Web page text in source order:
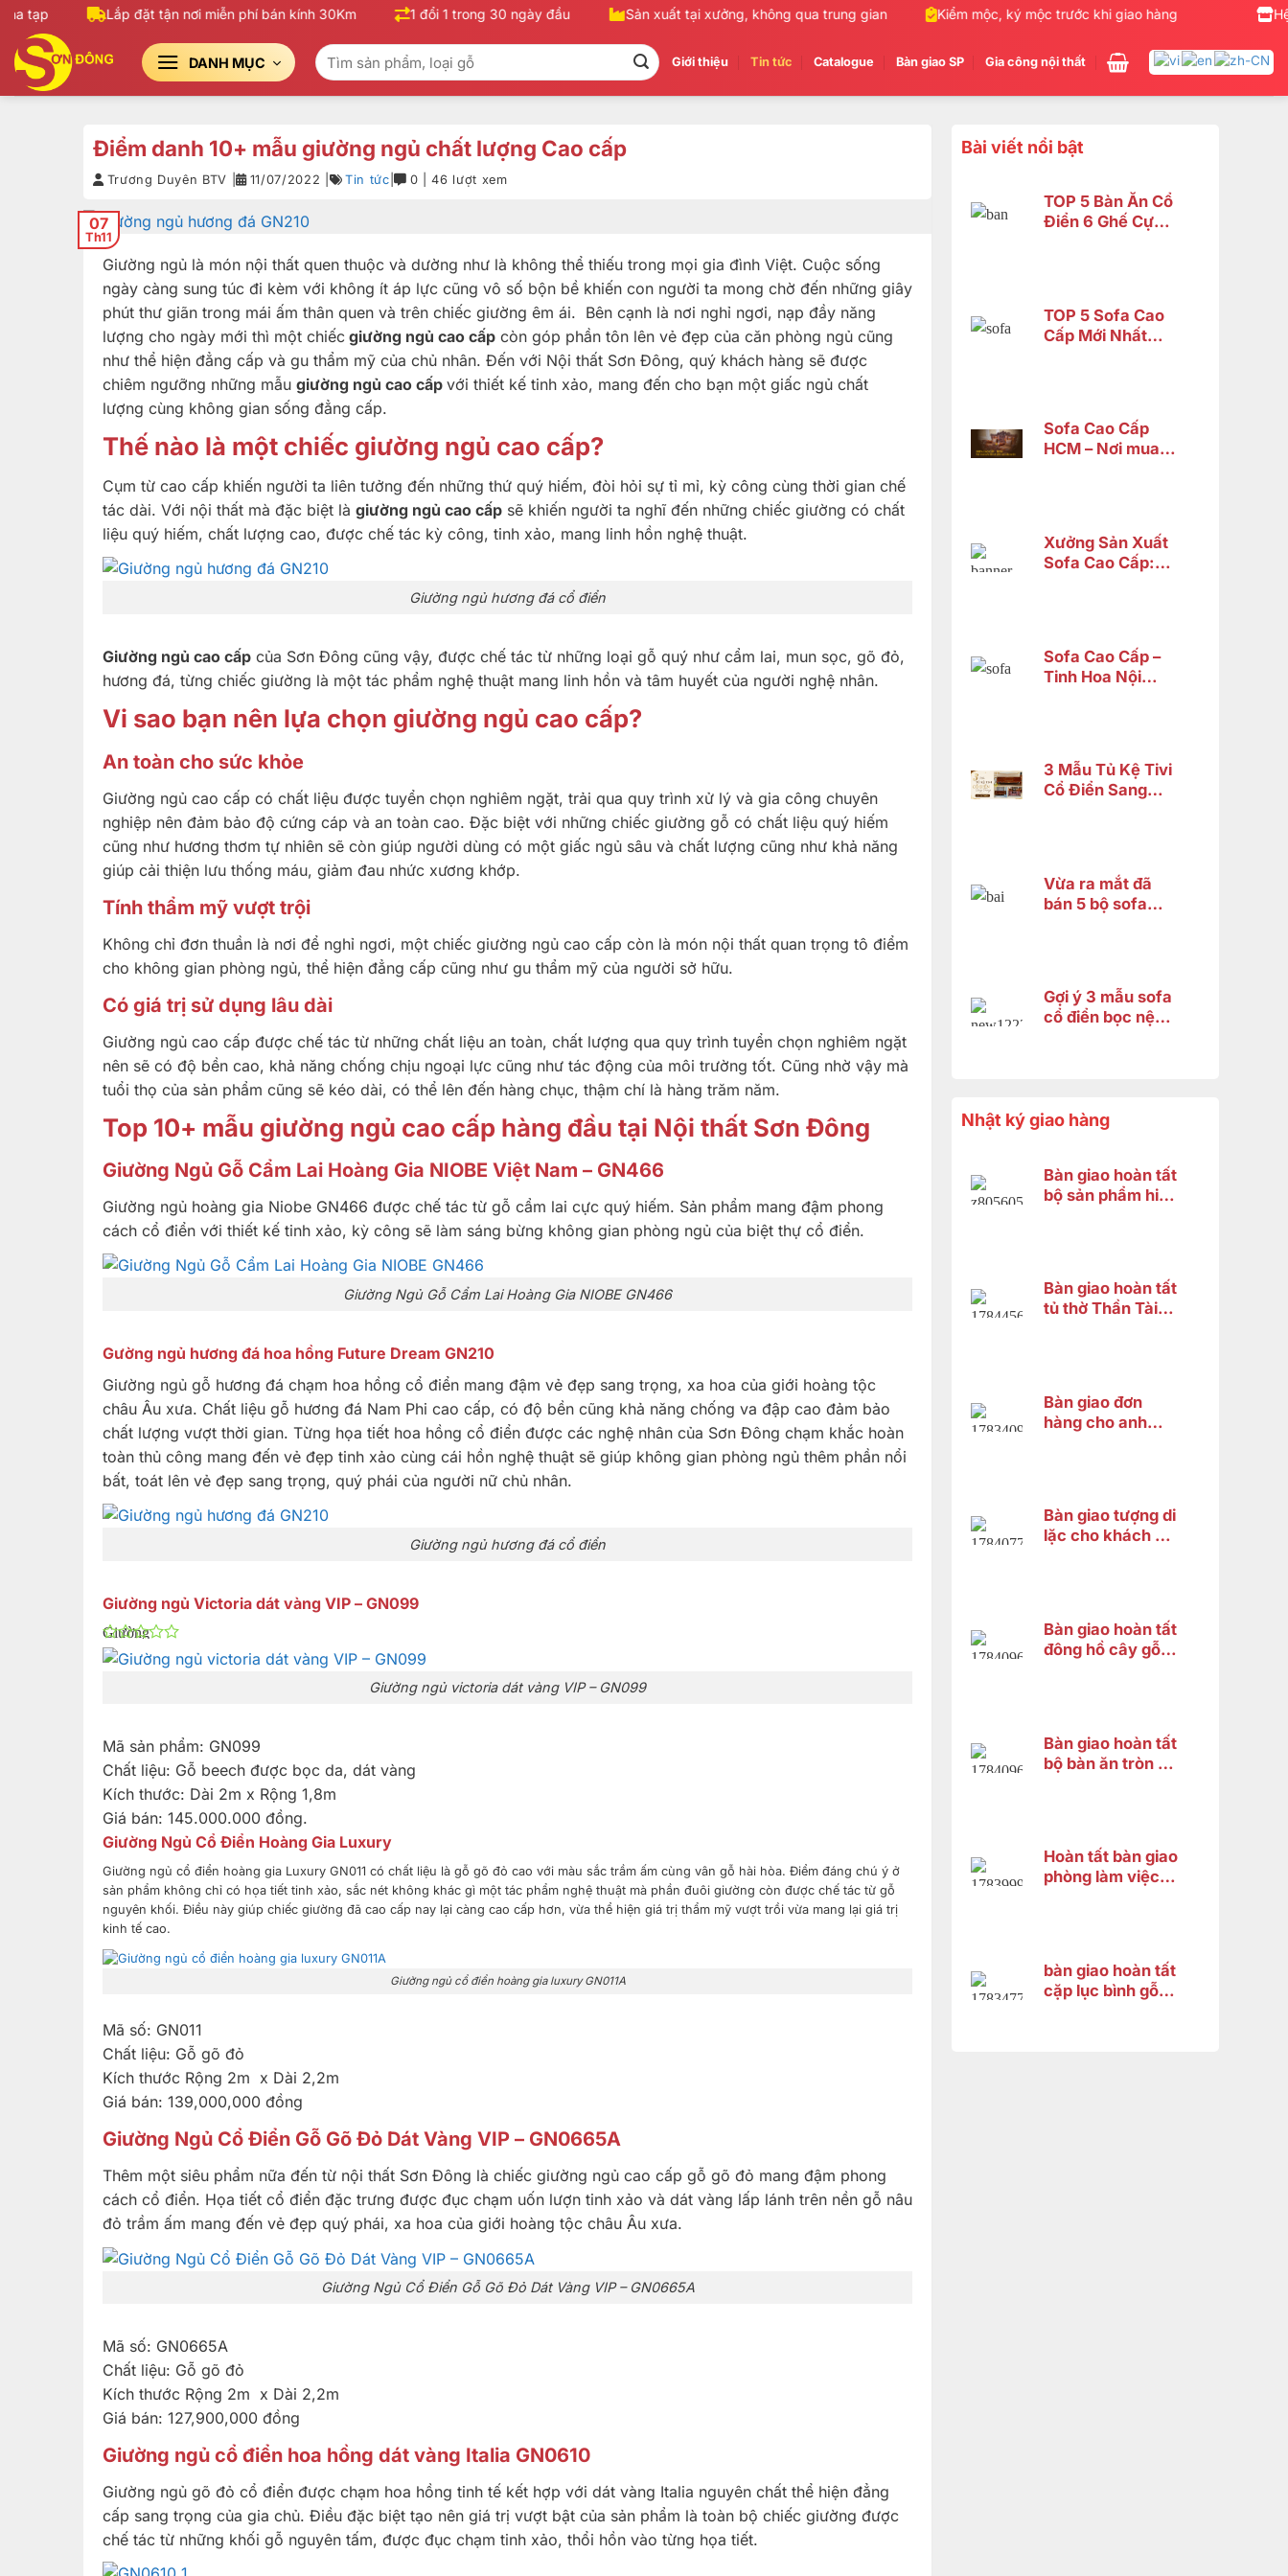
Bỏ
nội
dung
tạp Lắp đặt tận nơi miễn phí bán kính 30Km 1 đổi 1 trong 30 ngày đầu Sản xuất tại xưởng, không qua trung gian Kiểm mộc, ký mộc trước khi giao hàng Nhận gia
DANH MỤC
Tìm
kiếm:
Giới thiệu Tin tức Catalogue Bàn giao SP Gia công nội thất
Điểm danh 10+ mẫu giường ngủ chất lượng Cao cấp
Trương Duyên BTV | 11/07/2022 | Tin tức | 0 | 46 lượt xem
07
Th11
Giường ngủ là món nội thất quen thuộc và dường như là không thể thiếu trong mọi gia đình Việt. Cuộc sống
ngày càng sung túc đi kèm với không ít áp lực cũng vô số bộn bề khiến con người ta mong chờ đến những giây
phút thư giãn trong mái ấm thân quen và trên chiếc giường êm ái. Bên cạnh là nơi nghỉ ngơi, nạp đầy năng
lượng cho ngày mới thì một chiếc giường ngủ cao cấp còn góp phần tôn lên vẻ đẹp của căn phòng ngủ cũng
như thể hiện đẳng cấp và gu thẩm mỹ của chủ nhân. Đến với Nội thất Sơn Đông, quý khách hàng sẽ được
chiêm ngưỡng những mẫu giường ngủ cao cấp với thiết kế tinh xảo, mang đến cho bạn một giấc ngủ chất
lượng cùng không gian sống đẳng cấp.
Thế nào là một chiếc giường ngủ cao cấp?
Cụm từ cao cấp khiến người ta liên tưởng đến những thứ quý hiếm, đòi hỏi sự tỉ mỉ, kỳ công cùng thời gian chế
tác dài. Với nội thất mà đặc biệt là giường ngủ cao cấp sẽ khiến người ta nghĩ đến những chiếc giường có chất
liệu quý hiếm, chất lượng cao, được chế tác kỳ công, tinh xảo, mang linh hồn nghệ thuật.
Giường ngủ hương đá cổ điển
Giường ngủ cao cấp của Sơn Đông cũng vậy, được chế tác từ những loại gỗ quý như cẩm lai, mun sọc, gõ đỏ,
hương đá, từng chiếc giường là một tác phẩm nghệ thuật mang linh hồn và tâm huyết của người nghệ nhân.
Vi sao bạn nên lựa chọn giường ngủ cao cấp?
An toàn cho sức khỏe
Giường ngủ cao cấp có chất liệu được tuyển chọn nghiêm ngặt, trải qua quy trình xử lý và gia công chuyên
nghiệp nên đảm bảo độ cứng cáp và an toàn cao. Đặc biệt với những chiếc giường gỗ có chất liệu quý hiếm
cũng như hương thơm tự nhiên sẽ còn giúp người dùng có một giấc ngủ sâu và chất lượng cũng như khả năng
giúp cải thiện lưu thống máu, giảm đau nhức xương khớp.
Tính thẩm mỹ vượt trội
Không chỉ đơn thuần là nơi để nghỉ ngơi, một chiếc giường ngủ cao cấp còn là món nội thất quan trọng tô điểm
cho không gian phòng ngủ, thể hiện đẳng cấp cũng như gu thẩm mỹ của người sở hữu.
Có giá trị sử dụng lâu dài
Giường ngủ cao cấp được chế tác từ những chất liệu an toàn, chất lượng qua quy trình tuyển chọn nghiêm ngặt
nên sẽ có độ bền cao, khả năng chống chịu ngoại lực cũng như tác động của môi trường tốt. Cũng nhờ vậy mà
tuổi thọ của sản phẩm cũng sẽ kéo dài, có thể lên đến hàng chục, thậm chí là hàng trăm năm.
Top 10+ mẫu giường ngủ cao cấp hàng đầu tại Nội thất Sơn Đông
Giường Ngủ Gỗ Cẩm Lai Hoàng Gia NIOBE Việt Nam – GN466
Giường ngủ hoàng gia Niobe GN466 được chế tác từ gỗ cẩm lai cực quý hiếm. Sản phẩm mang đậm phong
cách cổ điển với thiết kế tinh xảo, kỳ công sẽ làm sáng bừng không gian phòng ngủ của biệt thự cổ điển.
Giường Ngủ Gỗ Cẩm Lai Hoàng Gia NIOBE GN466
Gường ngủ hương đá hoa hồng Future Dream GN210
Giường ngủ gỗ hương đá chạm hoa hồng cổ điển mang đậm vẻ đẹp sang trọng, xa hoa của giới hoàng tộc
châu Âu xưa. Chất liệu gỗ hương đá Nam Phi cao cấp, có độ bền cũng khả năng chống va đập cao đảm bảo
chất lượng vượt thời gian. Từng họa tiết hoa hồng cổ điển được các nghệ nhân của Sơn Đông chạm khắc hoàn
toàn thủ công mang đến vẻ đẹp tinh xảo cùng cái hồn nghệ thuật sẽ giúp không gian phòng ngủ thêm phần nổi
bất, toát lên vẻ đẹp sang trọng, quý phái của người nữ chủ nhân.
Giường ngủ hương đá cổ điển
Giường ngủ Victoria dát vàng VIP – GN099
Giường
ngủ
Victoria là
Sơn Đông.
Chiếc
giường
được chế
tác từ gỗ
dẻ gai châu
Âu cao
cấp, đã trải
tẩm sấy
chuyên
nghiệp
cùng gia
công tỉ mỉ.
Đây là một
chiếc
tiết hoa lá
tây cổ điển
được chạm
khắc thanh
mại và dát
nguyên
chất. Ánh
vàng lấp
lánh trên
nền gỗ
trắng tinh
sẽ làm
bừng sáng
không gian
hàng.
Giường ngủ victoria dát vàng VIP – GN099
Mã sản phẩm: GN099
Chất liệu: Gỗ beech được bọc da, dát vàng
Kích thước: Dài 2m x Rộng 1,8m
Giá bán: 145.000.000 đồng.
Giường Ngủ Cổ Điển Hoàng Gia Luxury
Giường ngủ cổ điển hoàng gia Luxury GN011 có chất liệu là gỗ gõ đỏ cao với màu sắc trầm ấm cùng vân gỗ hài hòa. Điểm đáng chú ý ở
sản phẩm không chỉ có họa tiết tinh xảo, sắc nét không khác gì một tác phẩm nghệ thuật mà phần đuôi giường còn được chế tác từ gỗ
nguyên khối. Điều này giúp chiếc giường đã cao cấp nay lại càng cao cấp hơn, vừa thể hiện giá trị thẩm mỹ vượt trồi vừa mang lại giá trị
kinh tế cao.
Giường ngủ cổ điển hoàng gia luxury GN011A
Mã số: GN011
Chất liệu: Gỗ gõ đỏ
Kích thước Rộng 2m x Dài 2,2m
Giá bán: 139,000,000 đồng
Giường Ngủ Cổ Điển Gỗ Gõ Đỏ Dát Vàng VIP – GN0665A
Thêm một siêu phẩm nữa đến từ nội thất Sơn Đông là chiếc giường ngủ cao cấp gỗ gõ đỏ mang đậm phong
cách cổ điển. Họa tiết cổ điển đặc trưng được đục chạm uốn lượn tinh xảo và dát vàng lấp lánh trên nền gỗ nâu
đỏ trầm ấm mang đến vẻ đẹp quý phái, xa hoa của giới hoàng tộc châu Âu xưa.
Giường Ngủ Cổ Điển Gỗ Gõ Đỏ Dát Vàng VIP – GN0665A
Mã số: GN0665A
Chất liệu: Gỗ gõ đỏ
Kích thước Rộng 2m x Dài 2,2m
Giá bán: 127,900,000 đồng
Giường ngủ cổ điển hoa hồng dát vàng Italia GN0610
Giường ngủ gõ đỏ cổ điển được chạm hoa hồng tinh tế kết hợp với dát vàng Italia nguyên chất thể hiện đẳng
cấp sang trọng của gia chủ. Điều đặc biệt tạo nên giá trị vượt bật của sản phẩm là toàn bộ chiếc giường được
chế tác từ những khối gỗ nguyên tấm, được đục chạm tinh xảo, thổi hồn vào từng họa tiết.
Bài viết nổi bật
TOP 5 Bàn Ăn Cổ
Điển 6 Ghế Cực
TOP 5 Sofa Cao
Cấp Mới Nhất
Sofa Cao Cấp
HCM – Nơi mua
Xưởng Sản Xuất
Sofa Cao Cấp:
Sofa Cao Cấp –
Tinh Hoa Nội
3 Mẫu Tủ Kệ Tivi
Cổ Điển Sang
Vừa ra mắt đã
bán 5 bộ sofa
Gợi ý 3 mẫu sofa
cổ điển bọc nệm
Nhật ký giao hàng
Bàn giao hoàn tất
bộ sản phẩm hiện
Bàn giao hoàn tất
tủ thờ Thần Tài
Bàn giao đơn
hàng cho anh
Bàn giao tượng di
lặc cho khách chị
Bàn giao hoàn tất
đông hồ cây gỗ
Bàn giao hoàn tất
bộ bàn ăn tròn gỗ
Hoàn tất bàn giao
phòng làm việc
bàn giao hoàn tất
cặp lục bình gỗ